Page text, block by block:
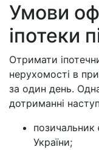
Умови
іпотеки
Отримати
нерухомості в
за один день.
дотриманні
позичальник
України;